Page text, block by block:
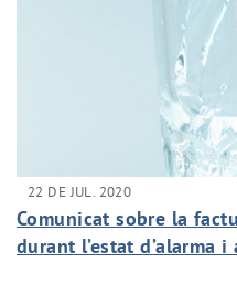
22 DE JUL. 2020
Comunicat sobre la
durant l’estat d’alarma